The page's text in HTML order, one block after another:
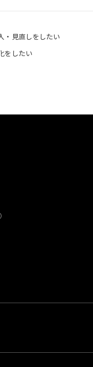
・見直しをしたい
をしたい